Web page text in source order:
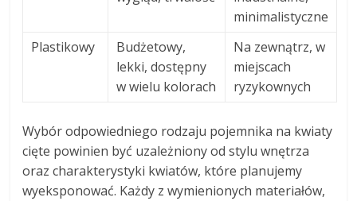
minimalistyczne
Plastikowy
Budżetowy,
lekki, dostępny
w wielu kolorach
Na zewnątrz, w
miejscach
ryzykownych
Wybór odpowiedniego rodzaju pojemnika na kwiaty
cięte powinien być uzależniony od stylu wnętrza
oraz charakterystyki kwiatów, które planujemy
wyeksponować. Każdy z wymienionych materiałów,